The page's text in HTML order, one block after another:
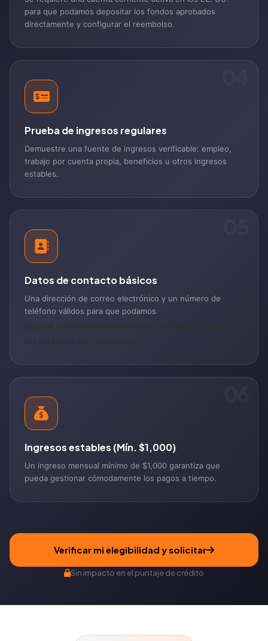
para que podamos depositar los fondos aprobados
directamente y configurar el reembolso.
Prueba de ingresos regulares
Demuestre una fuente de ingresos verificable: empleo,
trabajo por cuenta propia, beneficios u otros ingresos
estables.
Datos de contacto básicos
Una dirección de correo electrónico y un número de
teléfono válidos para que podamos
puede comunicarle el estado de su aprobación y
los detalles del préstamo.
Ingresos estables (Mín. $1,000)
Un ingreso mensual mínimo de $1,000 garantiza que
pueda gestionar cómodamente los pagos a tiempo.
Verificar mi elegibilidad y solicitar
Sin impacto en el puntaje de crédito